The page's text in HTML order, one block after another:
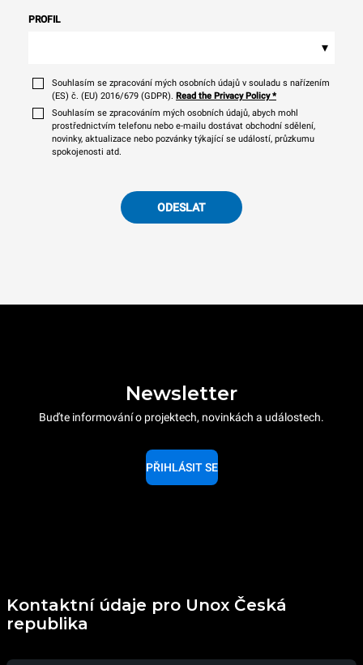
PROFIL
▾
Souhlasím se zpracování mých osobních údajů v souladu s nařízením
(ES) č. (EU) 2016/679 (GDPR). Read the Privacy Policy*
Souhlasím se zpracováním mých osobních údajů, abych mohl
prostřednictvím telefonu nebo e-mailu dostávat obchodní sdělení,
novinky, aktualizace nebo pozvánky týkající se událostí, průzkumu
spokojenosti atd.
ODESLAT
Newsletter
Buďte informování o projektech, novinkách a událostech.
PŘIHLÁSIT SE
Kontaktní údaje pro Unox Česká
republika